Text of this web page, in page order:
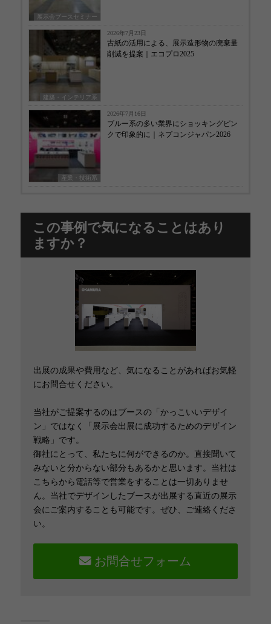
展示会ブースセミナー
建築・インテリア系
2026年7月23日
古紙の活用による、展示造形物の廃棄量
削減を提案｜エコプロ2025
産業・技術系
2026年7月16日
ブルー系の多い業界にショッキングピン
クで印象的に｜ネプコンジャパン2026
この事例で気になることはあり
ますか？
出展の成果や費用など、気になることがあればお気軽
にお問合せください。
当社がご提案するのはブースの「かっこいいデザイ
ン」ではなく「展示会出展に成功するためのデザイン
戦略」です。
御社にとって、私たちに何ができるのか。直接聞いて
みないと分からない部分もあるかと思います。当社は
こちらから電話等で営業をすることは一切ありませ
ん。当社でデザインしたブースが出展する直近の展示
会にご案内することも可能です。ぜひ、ご連絡くださ
い。
お問合せフォーム